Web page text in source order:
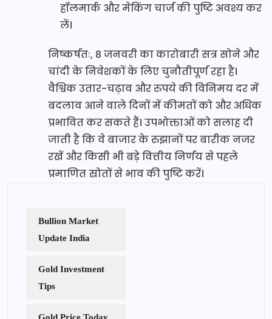
हॉलमार्क और मेकिंग चार्ज की पुष्टि अवश्य कर
लें।
निष्कर्षतः, 8 जनवरी का कारोबारी सत्र सोने और
चांदी के निवेशकों के लिए चुनौतीपूर्ण रहा है।
वैश्विक उतार-चढ़ाव और रुपये की विनिमय दर में
बदलाव आने वाले दिनों में कीमतों को और अधिक
प्रभावित कर सकते हैं। उपभोक्ताओं को सलाह दी
जाती है कि वे बाजार के रुझानों पर बारीक नजर
रखें और किसी भी बड़े वित्तीय निर्णय से पहले
प्रमाणित स्रोतों से भाव की पुष्टि करें।
Bullion Market
Update India
Gold Investment
Tips
Gold Price Today